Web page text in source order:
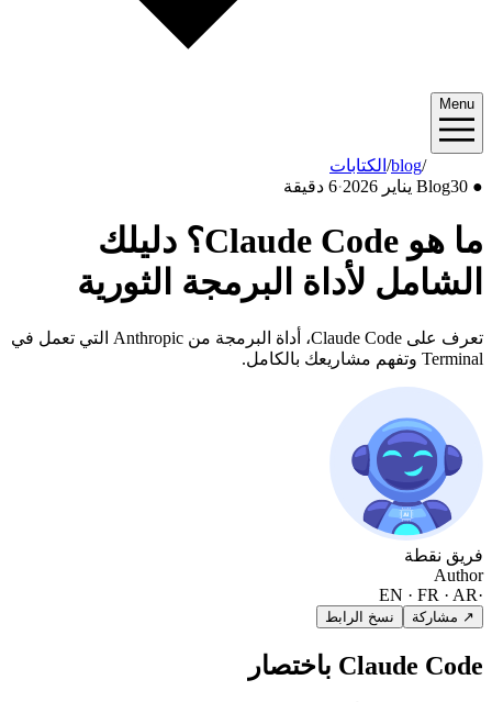
Menu
الكتابات/blog
●
Blog30 يناير 2026 ·6 دقيقة
ما هو Claude Code؟ دليلك
الشامل لأداة البرمجة الثورية
تعرف على Claude Code، أداة البرمجة من Anthropic التي تعمل في
Terminal وتفهم مشاريعك بالكامل.
فريق نقطة
Author
EN · FR · AR
↗ مشاركة نسخ الرابط
Claude Code باختصار